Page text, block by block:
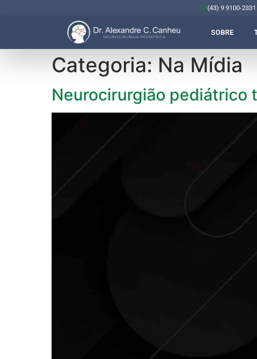
(43) 9 9100-2331
SOBRE
Categoria: Na Mídia
Neurocirurgião pediátrico